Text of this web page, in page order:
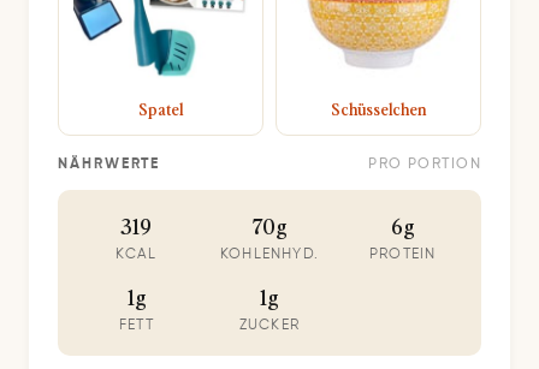
Spatel Schüsselchen
NÄHRWERTE PRO PORTION
319
KCAL
70g
KOHLENHYD.
6g
PROTEIN
1g
FETT
1g
ZUCKER